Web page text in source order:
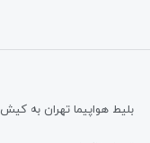
بلیط هواپیما تهران به کیش